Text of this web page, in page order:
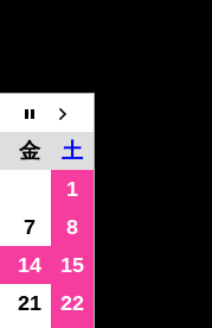
金
土
1
7
8
14
15
21
22